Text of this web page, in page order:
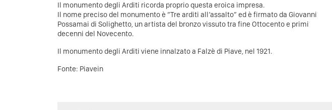
Il monumento degli Arditi ricorda proprio questa eroica impresa.
Il nome preciso del monumento è “Tre arditi all’assalto” ed è firmato da Giovanni
Possamai di Solighetto, un artista del bronzo vissuto tra fine Ottocento e primi
decenni del Novecento.
Il monumento degli Arditi viene innalzato a Falzè di Piave, nel 1921.
Fonte: Piavein